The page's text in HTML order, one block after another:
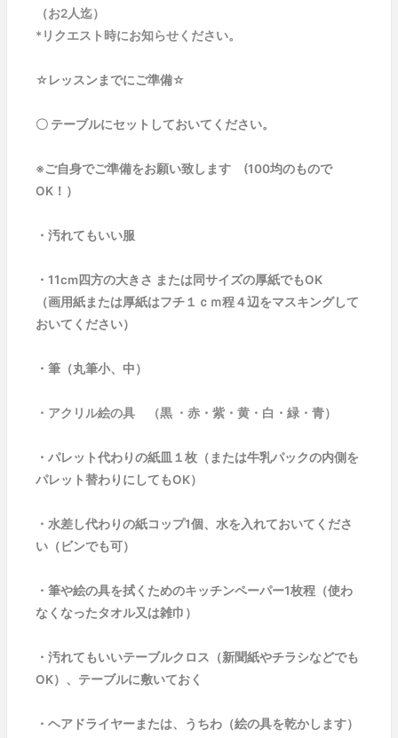
（お2人迄）
*リクエスト時にお知らせください。
☆レッスンまでにご準備☆
〇 テーブルにセットしておいてください。
※ご自身でご準備をお願い致します (100均のもので
OK！）
・汚れてもいい服
・11cm四方の大きさ または同サイズの厚紙でもOK
（画用紙または厚紙はフチ１ｃｍ程４辺をマスキングして
おいてください）
・筆（丸筆小、中）
・アクリル絵の具 （黒 ・赤・紫・黄・白・緑・青）
・パレット代わりの紙皿１枚（または牛乳パックの内側を
パレット替わりにしてもOK）
・水差し代わりの紙コップ1個、水を入れておいてくださ
い（ビンでも可）
・筆や絵の具を拭くためのキッチンペーパー1枚程（使わ
なくなったタオル又は雑巾）
・汚れてもいいテーブルクロス（新聞紙やチラシなどでも
OK）、テーブルに敷いておく
・ヘアドライヤーまたは、うちわ（絵の具を乾かします）